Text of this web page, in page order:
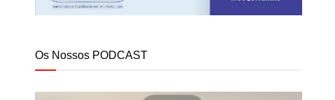
Os Nossos PODCAST